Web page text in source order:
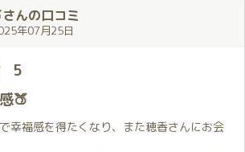
同じ「穂香さん」なのにまるで別人のよ
とさせられつつも、彼女の持つ多面的な魅
ができました。
さんのもう一つの顔が垣間見えます。
し系の雰囲気とは違いどこか色っぽく柔ら
艶やかさがふっと現れる瞬間があって、毎
されます。
体には最適だし、
可愛かったのでリクエストしたのですが、
想してなかったセクシーさにビックリ😍
本当におすすめです💕
さま💕」という言葉とともに熱い抱擁。
ます。
の世界。
ですが、今回は無事お渡しすることが出来
お店でどれにするかを考える時間も楽し
渡ししたときに穂香さんが喜んでくれたの
す。
ですが一緒に選ぶ機会があればいいなと思
をリクエスト。
んの口コミ
年07月25日
5
🍑
幸福感を得たくなり、また穂香さんにお会